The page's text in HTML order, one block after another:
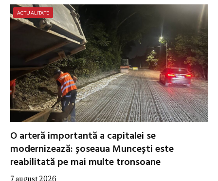
ACTUALITATE
O arteră importantă a capitalei se
modernizează: șoseaua Muncești este
reabilitată pe mai multe tronsoane
7 august 2026